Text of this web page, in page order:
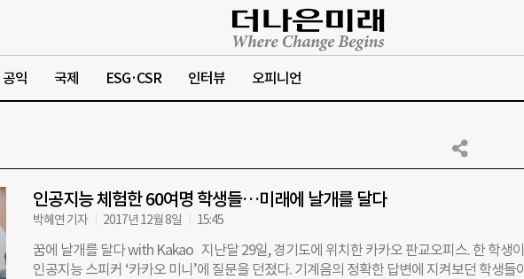
공익 국제 ESG·CSR 인터뷰 오피니언
인공지능 체험한 60여명 학생들…미래에 날개를 달다
박혜연 기자 2017년 12월 8일 15:45
꿈에 날개를 달다 with Kakao 지난달 29일, 경기도에 위치한 카카오 판교오피스. 한 학생이
인공지능 스피커 ‘카카오 미니’에 질문을 던졌다. 기계음의 정확한 답변에 지켜보던 학생들이